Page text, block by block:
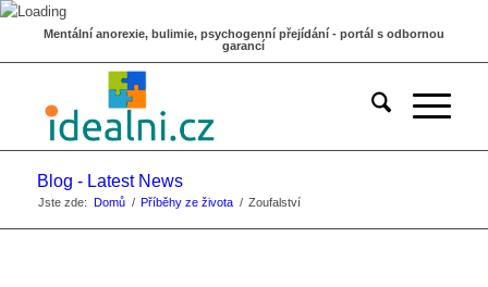
Mentální anorexie, bulimie, psychogenní přejídání - portál s odbornou
garancí
Blog - Latest News
Jste zde: Domů / Příběhy ze života / Zoufalství